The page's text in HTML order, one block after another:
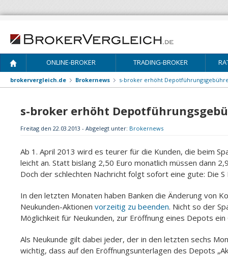
ONLINE-BROKER TRADING-BROKER
brokervergleich.de Brokernews s-broker erhöht
s-broker erhöht
Freitag den 22.03.2013 - Abgelegt unter: Brokernews
Ab 1. April 2013 wird es teurer für die Kunden, die beim
leicht an. Statt bislang 2,50 Euro monatlich müssen dann
Doch der schlechten Nachricht folgt sofort eine gute: Die
In den letzten Monaten haben Banken die Änderung von
Neukunden-Aktionen vorzeitig zu beenden. Nicht so der
Möglichkeit für Neukunden, zur Eröffnung eines Depots
Als Neukunde gilt dabei jeder, der in den letzten sechs
wichtig, dass auf den Eröffnungsunterlagen des Depots